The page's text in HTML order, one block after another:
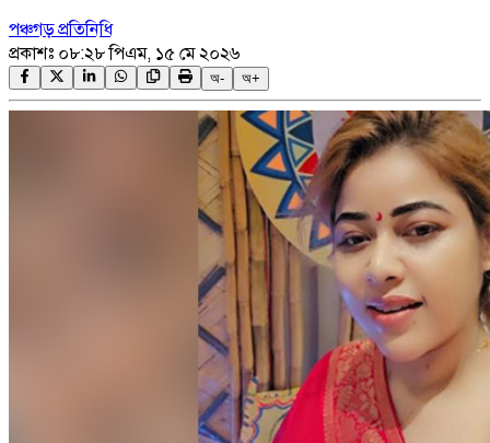
পঞ্চগড় প্রতিনিধি
প্রকাশঃ ০৮:২৮ পিএম, ১৫ মে ২০২৬
অ- অ+